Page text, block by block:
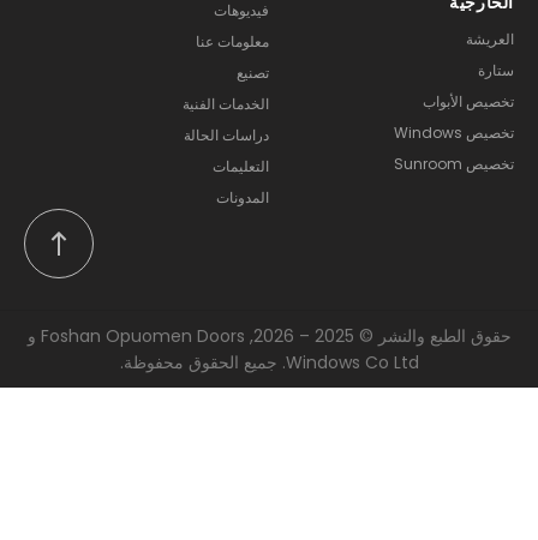
العريشة
ستارة
تخصيص الأبواب
تخصيص Windows
تخصيص Sunroom
فيديوهات
معلومات عنا
تصنيع
الخدمات الفنية
دراسات الحالة
التعليمات
المدونات
حقوق الطبع والنشر © 2025 – 2026, Foshan Opuomen Doors و
Windows Co Ltd. جميع الحقوق محفوظة.